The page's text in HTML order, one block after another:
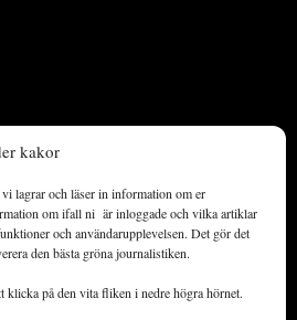
kakor
lagrar och läser in information om er
om ifall ni är inloggade och vilka artiklar
och användarupplevelsen. Det gör det
den bästa gröna journalistiken.
klicka på den vita fliken i nedre högra hörnet.